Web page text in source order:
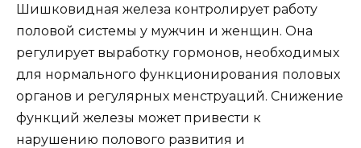
Шишковидная железа контролирует работу
половой системы у мужчин и женщин. Она
регулирует выработку гормонов, необходимых
для нормального функционирования половых
органов и регулярных менструаций. Снижение
функций железы может привести к
нарушению полового развития и